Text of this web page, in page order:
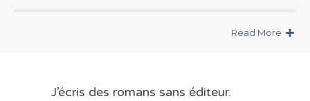
Read More
J’écris des romans sans éditeur.